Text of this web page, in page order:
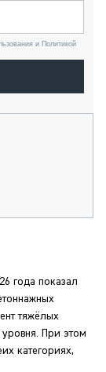
и Политикой
года показал
тяжёлых
При этом
категориях,